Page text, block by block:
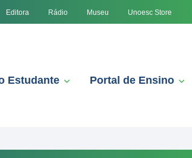
Editora Rádio Museu Unoesc Store
Estudante Portal de Ensino